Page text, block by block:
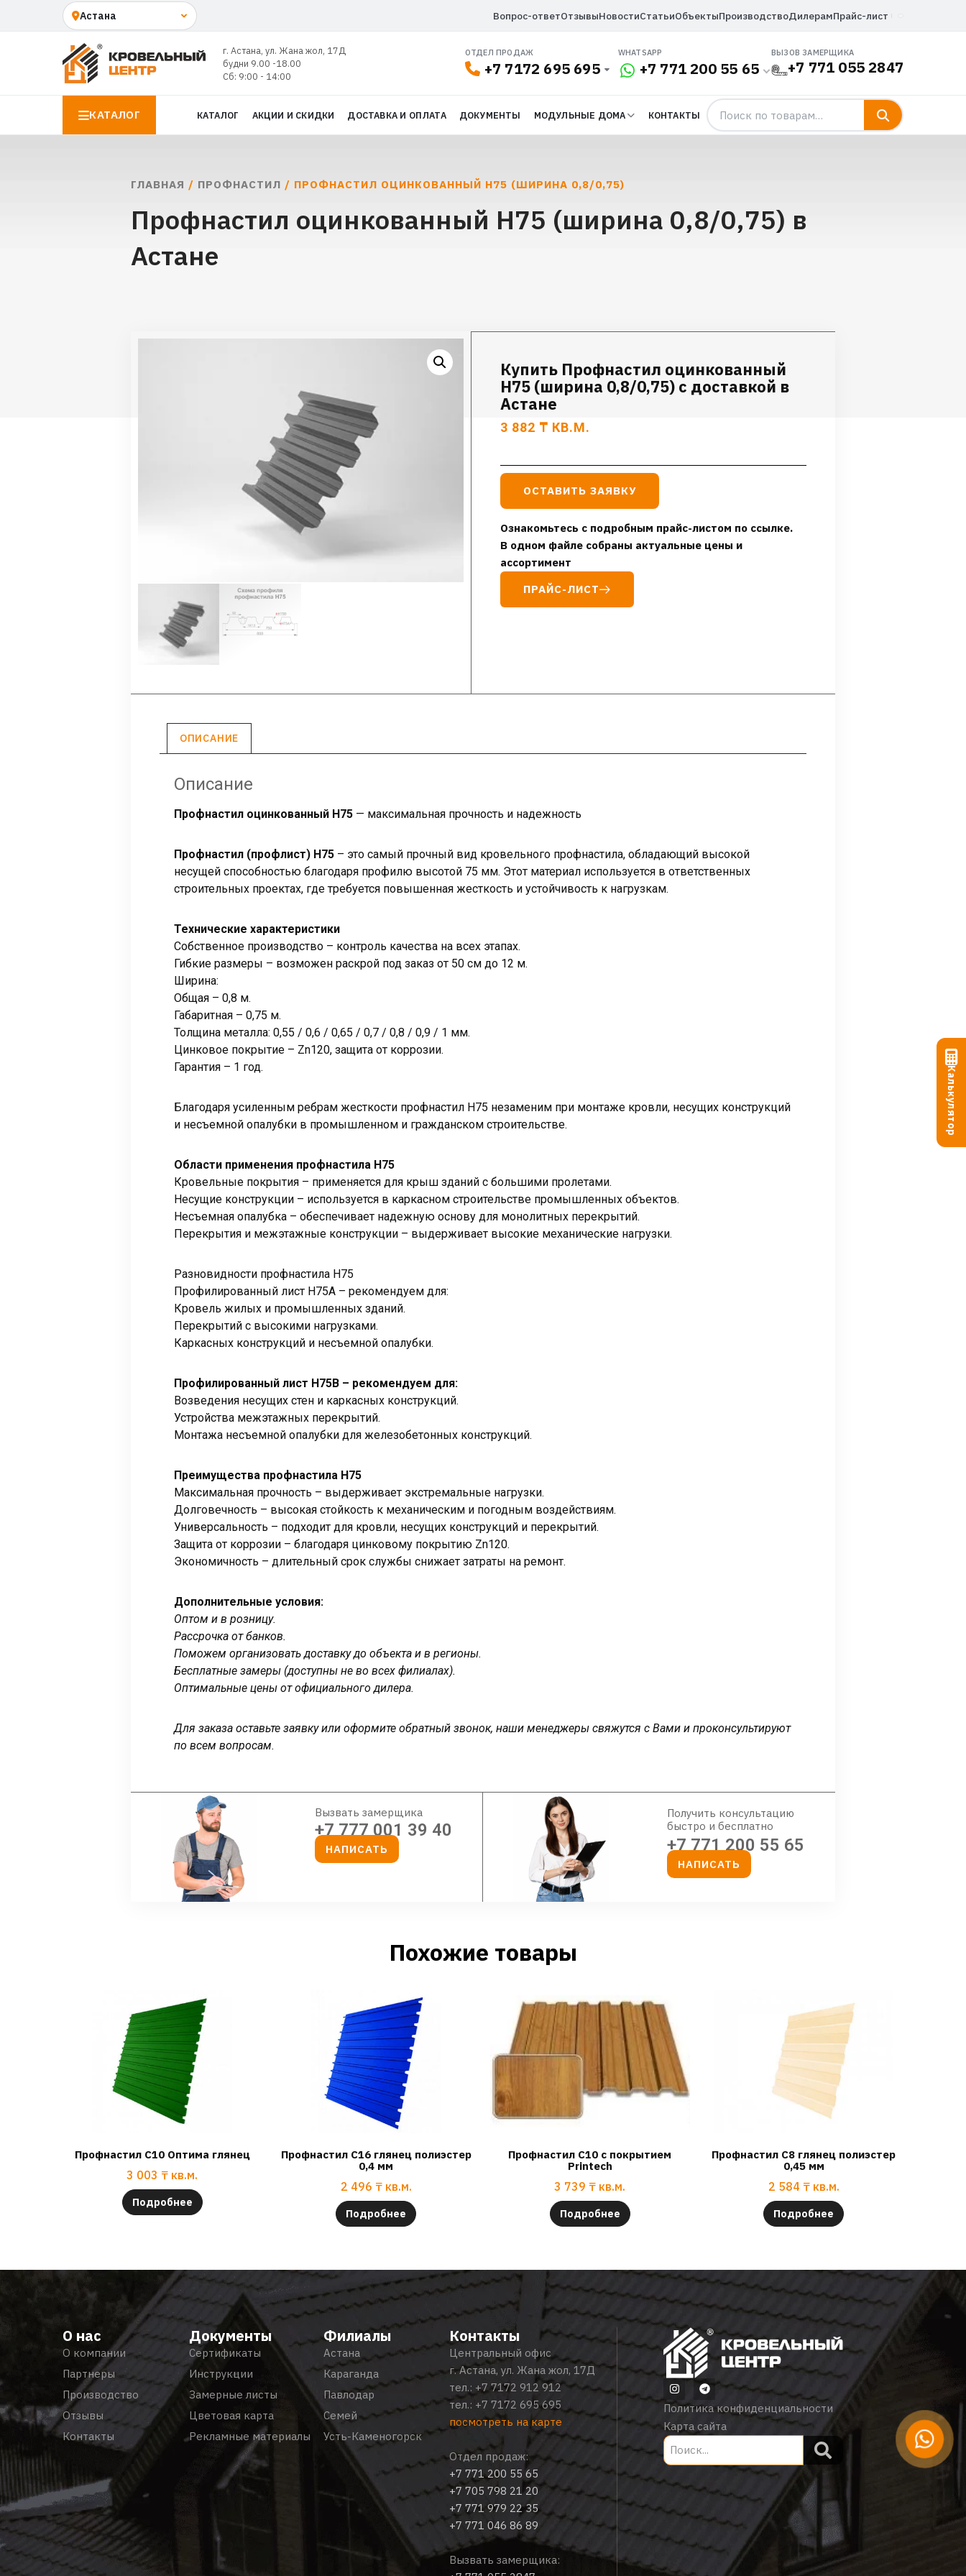
Вопрос-ответОтзывыНовостиСтатьиОбъектыПроизводствоДилерамПрайс-лист
г. Астана, ул. Жана жол, 17Д
будни 9.00 -18.00
Сб: 9:00 - 14:00
ОТДЕЛ ПРОДАЖ
+7 7172 695 695
WHATSAPP
+7 771 200 55 65
ВЫЗОВ ЗАМЕРЩИКА
+7 771 055 2847
КАТАЛОГ КАТАЛОГ АКЦИИ И СКИДКИ ДОСТАВКА И ОПЛАТА ДОКУМЕНТЫ МОДУЛЬНЫЕ ДОМА КОНТАКТЫ
ГЛАВНАЯ / ПРОФНАСТИЛ / ПРОФНАСТИЛ ОЦИНКОВАННЫЙ Н75 (ШИРИНА 0,8/0,75)
Профнастил оцинкованный Н75 (ширина 0,8/0,75) в
Астане
Купить Профнастил оцинкованный
Н75 (ширина 0,8/0,75) с доставкой в
Астане
3 882 ₸ КВ.М.
ОСТАВИТЬ ЗАЯВКУ
Ознакомьтесь с подробным прайс-листом по ссылке.
В одном файле собраны актуальные цены и
ассортимент
ПРАЙС-ЛИСТ
ОПИСАНИЕ
Описание
Профнастил оцинкованный Н75 — максимальная прочность и надежность
Профнастил (профлист) Н75 – это самый прочный вид кровельного профнастила, обладающий высокой
несущей способностью благодаря профилю высотой 75 мм. Этот материал используется в ответственных
строительных проектах, где требуется повышенная жесткость и устойчивость к нагрузкам.
Технические характеристики
Собственное производство – контроль качества на всех этапах.
Гибкие размеры – возможен раскрой под заказ от 50 см до 12 м.
Ширина:
Общая – 0,8 м.
Габаритная – 0,75 м.
Толщина металла: 0,55 / 0,6 / 0,65 / 0,7 / 0,8 / 0,9 / 1 мм.
Цинковое покрытие – Zn120, защита от коррозии.
Гарантия – 1 год.
Благодаря усиленным ребрам жесткости профнастил Н75 незаменим при монтаже кровли, несущих конструкций
и несъемной опалубки в промышленном и гражданском строительстве.
Области применения профнастила Н75
Кровельные покрытия – применяется для крыш зданий с большими пролетами.
Несущие конструкции – используется в каркасном строительстве промышленных объектов.
Несъемная опалубка – обеспечивает надежную основу для монолитных перекрытий.
Перекрытия и межэтажные конструкции – выдерживает высокие механические нагрузки.
Разновидности профнастила Н75
Профилированный лист Н75А – рекомендуем для:
Кровель жилых и промышленных зданий.
Перекрытий с высокими нагрузками.
Каркасных конструкций и несъемной опалубки.
Профилированный лист Н75B – рекомендуем для:
Возведения несущих стен и каркасных конструкций.
Устройства межэтажных перекрытий.
Монтажа несъемной опалубки для железобетонных конструкций.
Преимущества профнастила Н75
Максимальная прочность – выдерживает экстремальные нагрузки.
Долговечность – высокая стойкость к механическим и погодным воздействиям.
Универсальность – подходит для кровли, несущих конструкций и перекрытий.
Защита от коррозии – благодаря цинковому покрытию Zn120.
Экономичность – длительный срок службы снижает затраты на ремонт.
Дополнительные условия:
Оптом и в розницу.
Рассрочка от банков.
Поможем организовать доставку до объекта и в регионы.
Бесплатные замеры (доступны не во всех филиалах).
Оптимальные цены от официального дилера.
Для заказа оставьте заявку или оформите обратный звонок, наши менеджеры свяжутся с Вами и проконсультируют
по всем вопросам.
Вызвать замерщика
+7 777 001 39 40
НАПИСАТЬ
Получить консультацию
быстро и бесплатно
+7 771 200 55 65
НАПИСАТЬ
Похожие товары
Профнастил С10 Оптима глянец
3 003 ₸ кв.м.
Подробнее
Профнастил С16 глянец полиэстер
0,4 мм
2 496 ₸ кв.м.
Подробнее
Профнастил С10 с покрытием
Printech
3 739 ₸ кв.м.
Подробнее
Профнастил С8 глянец полиэстер
0,45 мм
2 584 ₸ кв.м.
Подробнее
О нас
О компании
Партнеры
Производство
Отзывы
Контакты
Документы
Сертификаты
Инструкции
Замерные листы
Цветовая карта
Рекламные материалы
Филиалы
Астана
Караганда
Павлодар
Семей
Усть-Каменогорск
Контакты
Центральный офис
г. Астана, ул. Жана жол, 17Д
тел.: +7 7172 912 912
тел.: +7 7172 695 695
посмотреть на карте
Отдел продаж:
+7 771 200 55 65
+7 705 798 21 20
+7 771 979 22 35
+7 771 046 86 89
Вызвать замерщика:
Политика конфиденциальности
Карта сайта
Калькулятор